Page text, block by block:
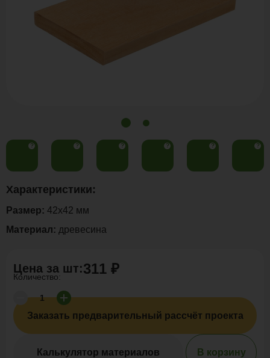
? ? ? ? ? ?
Цена за шт:311 ₽
Количество:
Заказать предварительный рассчёт проекта
Калькулятор материалов В корзину
Характеристики:
Размер: 42x42 мм
Материал: древесина